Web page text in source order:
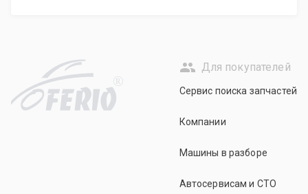
R
Для покупателей
Сервис поиска запчастей
Компании
Машины в разборе
Автосервисам и СТО